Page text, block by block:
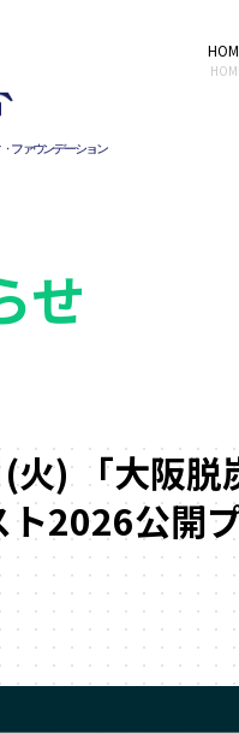
せ
火) 「大阪脱
ト2026公開